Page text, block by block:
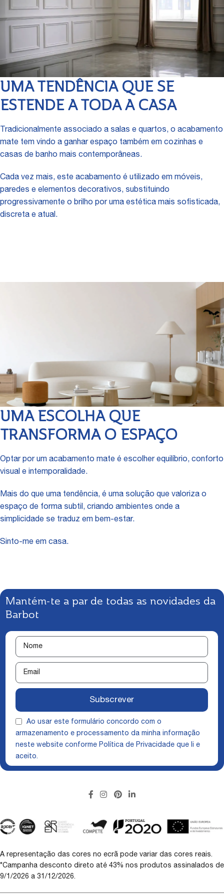
UMA TENDÊNCIA QUE SE
ESTENDE A TODA A CASA
Tradicionalmente associado a salas e quartos, o acabamento
mate tem vindo a ganhar espaço também em cozinhas e
casas de banho mais contemporâneas.
Cada vez mais, este acabamento é utilizado em móveis,
paredes e elementos decorativos, substituindo
progressivamente o brilho por uma estética mais sofisticada,
discreta e atual.
UMA ESCOLHA QUE
TRANSFORMA O ESPAÇO
Optar por um acabamento mate é escolher equilíbrio, conforto
visual e intemporalidade.
Mais do que uma tendência, é uma solução que valoriza o
espaço de forma subtil, criando ambientes onde a
simplicidade se traduz em bem-estar.
Sinto-me em casa.
Mantém-te a par de todas as novidades da
Barbot
Ao usar este formulário concordo com o
armazenamento e processamento da minha informação
neste website conforme Política de Privacidade que li e
aceito.
Subscrever
A representação das cores no ecrã pode variar das cores reais.
*Campanha desconto direto até 43% nos produtos assinalados de
9/1/2026 a 31/12/2026.